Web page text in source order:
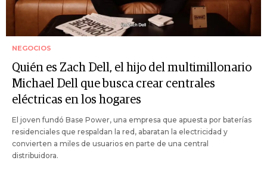
NEGOCIOS
Quién es Zach Dell, el hijo del multimillonario
Michael Dell que busca crear centrales
eléctricas en los hogares
El joven fundó Base Power, una empresa que apuesta por baterías
residenciales que respaldan la red, abaratan la electricidad y
convierten a miles de usuarios en parte de una central
distribuidora.